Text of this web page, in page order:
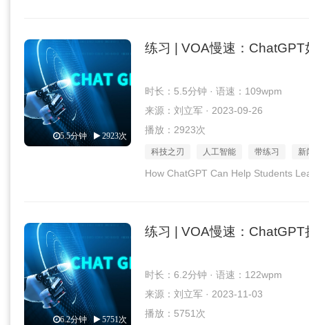
5.5分钟 2923次
练习 | VOA慢速：
时长：5.5分钟 · 语速：109wpm
来源：刘立军 · 2023-09-26
播放：2923次
科技之刃 人工智能 带练习 新
How ChatGPT Can Help Students
6.2分钟 5751次
练习 | VOA慢速：
时长：6.2分钟 · 语速：122wpm
来源：刘立军 · 2023-11-03
播放：5751次